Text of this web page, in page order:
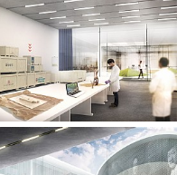
fremtoning.